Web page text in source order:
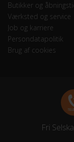
Butikker og
Værksted og service
Job og karriere
Persondatapolitik
Brug af cookies
Fri